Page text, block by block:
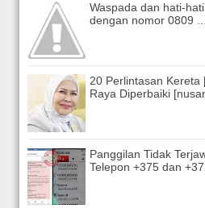
Waspada dan hati-
dengan nomor 0809 ...
20 Perlintasan Kereta
Raya Diperbaiki
Panggilan Tidak
Telepon +375 dan